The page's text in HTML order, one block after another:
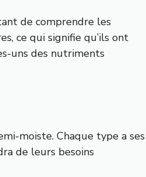
de comprendre les
ce qui signifie qu’ils ont
uns des nutriments
moiste. Chaque type a ses
de leurs besoins